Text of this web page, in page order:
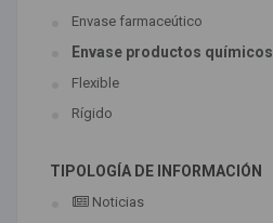
Envase farmaceútico
Envase productos químicos
Flexible
Rígido
TIPOLOGÍA DE INFORMACIÓN
Noticias